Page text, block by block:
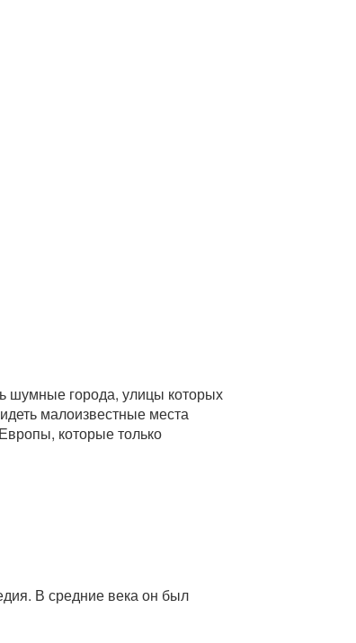
шумные города, улицы которых
малоизвестные места
которые только
В средние века он был